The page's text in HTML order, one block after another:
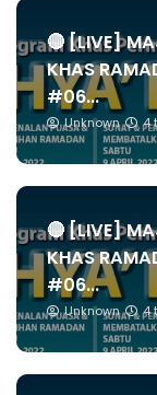
🔴 [LIVE]
KHAS
#06...
Unknown 4
🔴 [LIVE]
KHAS
#06...
Unknown 4